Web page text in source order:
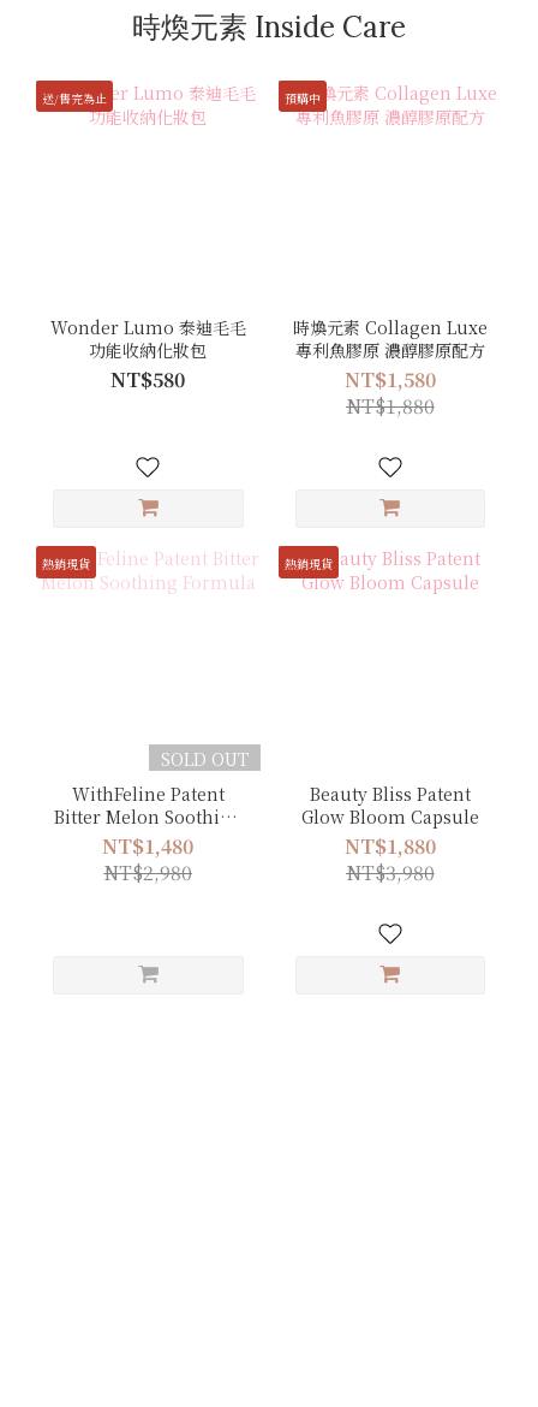
時煥元素 Inside Care
送/售完為止
Wonder Lumo 泰迪毛毛
功能收納化妝包
NT$580
預購中
時煥元素 Collagen Luxe
專利魚膠原 濃醇膠原配方
NT$1,580
NT$1,880
熱銷現貨
SOLD OUT
WithFeline Patent
Bitter Melon Soothing
Formula
NT$1,480
NT$2,980
熱銷現貨
Beauty Bliss Patent
Glow Bloom Capsule
NT$1,880
NT$3,980